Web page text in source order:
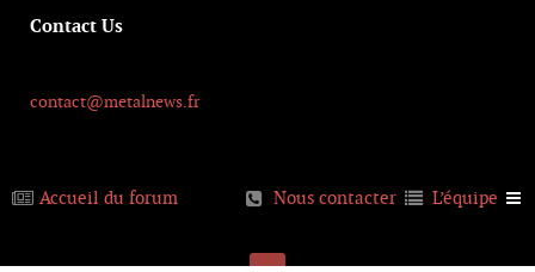
Contact Us
contact@metalnews.fr
Accueil du forum L’équipe
Nous contacter